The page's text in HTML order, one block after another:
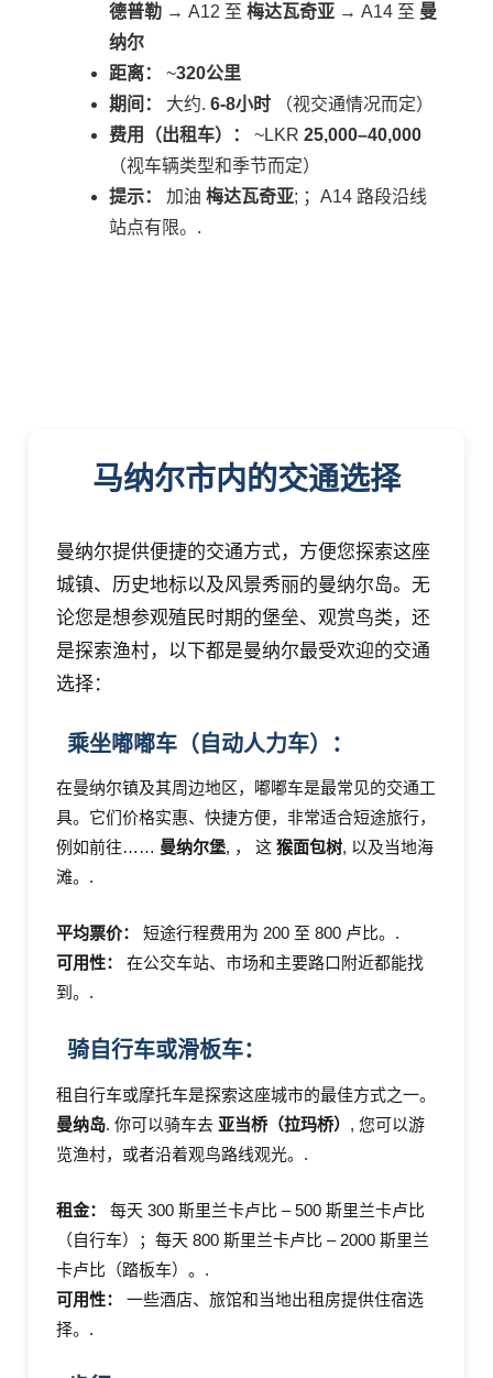
德普勒 → A12 至 梅达瓦奇亚 → A14 至 曼
纳尔
距离：
~320公里
期间：
大约. 6-8小时 （视交通情况而定）
费用（出租车）：
~LKR 25,000–40,000
（视车辆类型和季节而定）
提示：
加油 梅达瓦奇亚; ；A14 路段沿线
站点有限。.
马纳尔市内的交通选择
曼纳尔提供便捷的交通方式，方便您探索这座
城镇、历史地标以及风景秀丽的曼纳尔岛。无
论您是想参观殖民时期的堡垒、观赏鸟类，还
是探索渔村，以下都是曼纳尔最受欢迎的交通
选择：
乘坐嘟嘟车（自动人力车）：
在曼纳尔镇及其周边地区，嘟嘟车是最常见的交通工
具。它们价格实惠、快捷方便，非常适合短途旅行，
例如前往…… 曼纳尔堡, ， 这 猴面包树, 以及当地海
滩。.
平均票价：
短途行程费用为 200 至 800 卢比。.
可用性：
在公交车站、市场和主要路口附近都能找
到。.
骑自行车或滑板车：
租自行车或摩托车是探索这座城市的最佳方式之一。
曼纳岛. 你可以骑车去 亚当桥（拉玛桥） , 您可以游
览渔村，或者沿着观鸟路线观光。.
租金：
每天 300 斯里兰卡卢比 – 500 斯里兰卡卢比
（自行车）；每天 800 斯里兰卡卢比 – 2000 斯里兰
卡卢比（踏板车）。.
可用性：
一些酒店、旅馆和当地出租房提供住宿选
择。.